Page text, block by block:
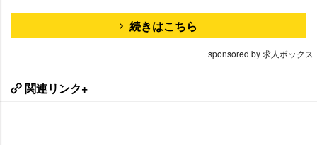
続きはこちら
sponsored by 求人ボックス
関連リンク+